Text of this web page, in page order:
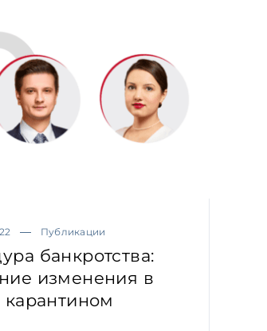
Публикации
банкротства:
изменения в
карантином